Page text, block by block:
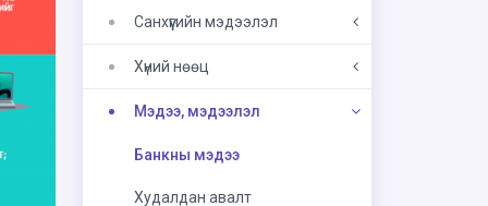
Санхүүгийн мэдээлэл
Хүний нөөц
Мэдээ, мэдээлэл
Банкны мэдээ
Худалдан авалт